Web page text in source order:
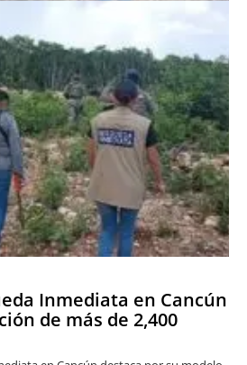
Inmediata en Cancún
de más de 2,400